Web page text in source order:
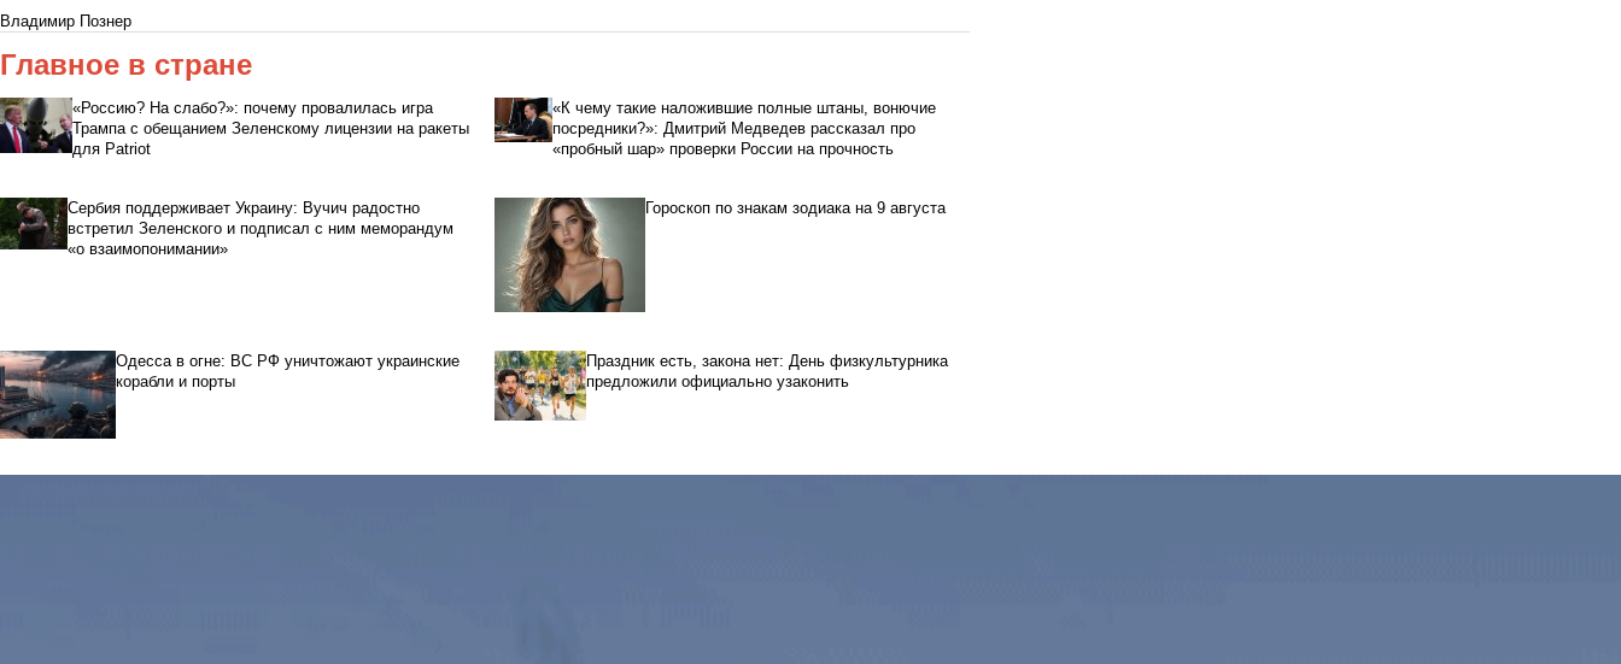
Владимир Познер
Главное в стране
«Россию? На слабо?»: почему провалилась игра
Трампа с обещанием Зеленскому лицензии на ракеты
для Patriot
«К чему такие наложившие полные штаны, вонючие
посредники?»: Дмитрий Медведев рассказал про
«пробный шар» проверки России на прочность
Сербия поддерживает Украину: Вучич радостно
встретил Зеленского и подписал с ним меморандум
«о взаимопонимании»
Гороскоп по знакам зодиака на 9 августа
Одесса в огне: ВС РФ уничтожают украинские
корабли и порты
Праздник есть, закона нет: День физкультурника
предложили официально узаконить